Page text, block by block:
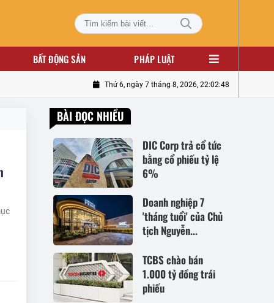
BẤT ĐỘNG SẢN PHÁP LUẬT
Thứ 6, ngày 7 tháng 8, 2026, 22:02:49
BÀI ĐỌC NHIỀU
DIC Corp trả cổ tức
bằng cổ phiếu tỷ lệ
6%
Doanh nghiệp 7
'tháng tuổi' của Chủ
tịch Nguyễn...
TCBS chào bán
1.000 tỷ đồng trái
phiếu